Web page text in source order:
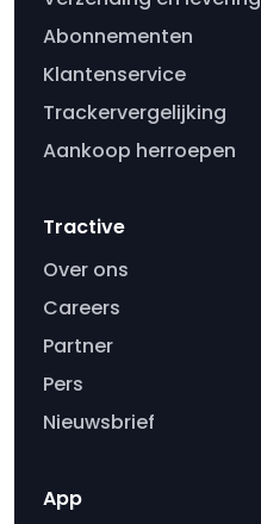
Abonnementen
Klantenservice
Trackervergelijking
Aankoop herroepen
Tractive
Over ons
Careers
Partner
Pers
Nieuwsbrief
App